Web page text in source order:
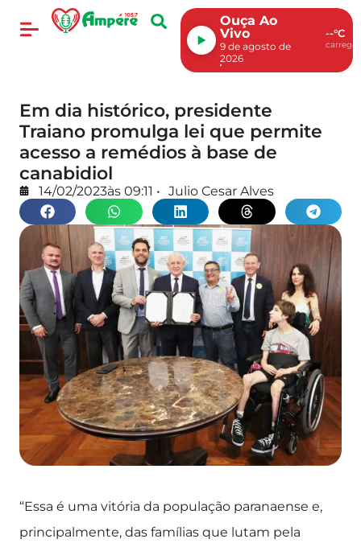
Ouça Ao
Vivo
9 de agosto de
2026
--°C
Em dia histórico, presidente
Traiano promulga lei que permite
acesso a remédios à base de
canabidiol
14/02/2023às 09:11 • Julio Cesar Alves
“Essa é uma vitória da população paranaense e,
principalmente, das famílias que lutam pela